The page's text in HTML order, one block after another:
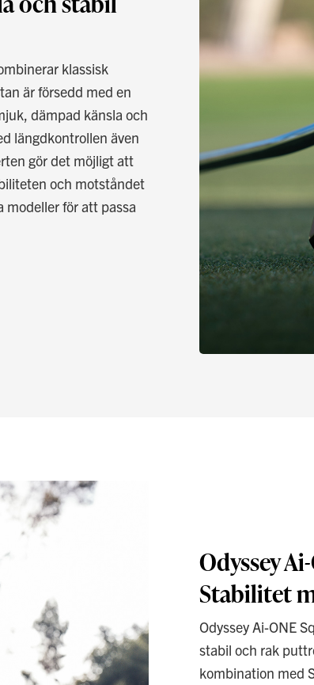
klassisk
är försedd med en
dämpad känsla och
längdkontrollen även
gör det möjligt att
och motståndet
modeller för att passa
Odyssey
Stabilitet
Odyssey Ai-ONE
stabil och rak
kombination med